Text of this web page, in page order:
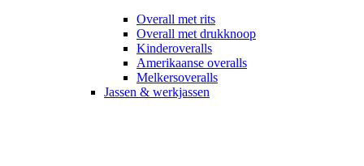
Overall met rits
Overall met drukknoop
Kinderoveralls
Amerikaanse overalls
Melkersoveralls
Jassen & werkjassen